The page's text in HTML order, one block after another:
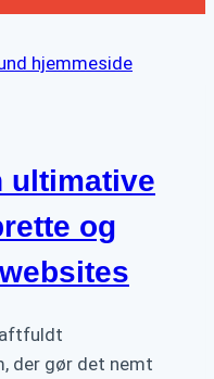
ultimative
og
der gør det nemt